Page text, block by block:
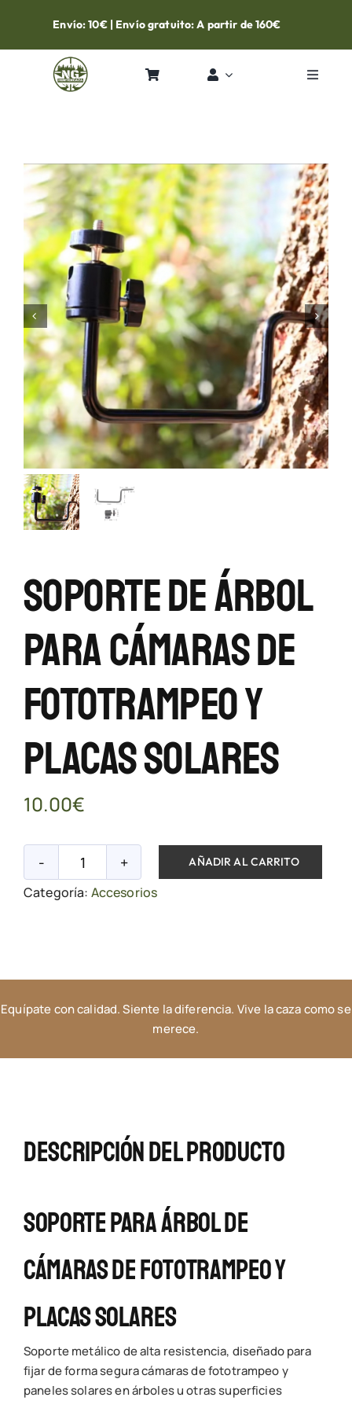
content
Envío: 10€ | Envío gratuito: A partir de 160€
Toggle
Tienda
Contacto
Soporte De Árbol
Para Cámaras De
Fototrampeo Y
Placas Solares
10.00€
Soporte
de
Fototrampeo
Placas
AÑADIR AL CARRITO
Categoría: Accesorios
Equípate con calidad. Siente la diferencia. Vive la caza como se
merece.
Descripción Del Producto
Soporte Para Árbol De
Cámaras De Fototrampeo Y
Placas Solares
Soporte metálico de alta resistencia, diseñado para
fijar de forma segura cámaras de fototrampeo y
paneles solares en árboles u otras superficies